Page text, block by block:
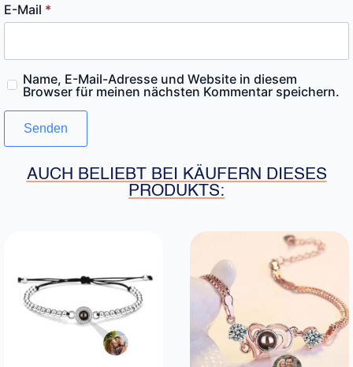
E-Mail *
Name, E-Mail-Adresse und Website in diesem
Browser für meinen nächsten Kommentar speichern.
AUCH BELIEBT BEI KÄUFERN DIESES
PRODUKTS: